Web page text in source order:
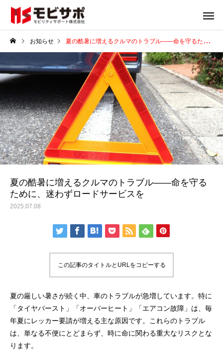
ロードサービス（レッ
カー移動業）
車両リー
販売車両
レクサス LS460 バージョ
ンS Iパッケージ サンルー
フ 革 エンスタ カード
キー （ホワイトパール）
販売車両
トヨタ クラウンロイヤ
イブリッド 2.5 ロイ
サンルーフ・地デジ・
販売車両
レクサス LS460 バージョ
ンS Iパッケージ サンルー
フ 革 エンスタ カード
キー （ホワイトパール）
販売車両
トヨタ クラウンロイヤ
イブリッド 2.5 ロイ
サンルーフ・地デジ・
お知らせ 夏の酷暑に増えるクルマのトラブル――命を守るために、迷わずロードサービスを
夏の酷暑に増えるクルマのトラブル――命を守る
ために、迷わずロードサービスを
2025.07.08
この記事のタイトルとURLをコピーする
夏の厳しい暑さが続く中、車のトラブルが急増しています。特に
「タイヤバースト」「オーバーヒート」「エアコン故障」は、毎
年夏にレッカー要請が増える主な原因です。これらのトラブル
は、単なる不便にとどまらず、時に命に関わる重大なリスクとな
ります。